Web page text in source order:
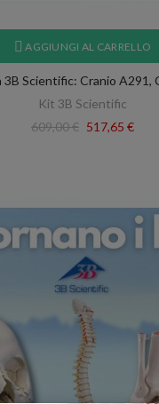
AGGIUNGI AL CARRELLO
Scientific: Cranio A291,
Kit 3B Scientific
609,00 € 517,65 €